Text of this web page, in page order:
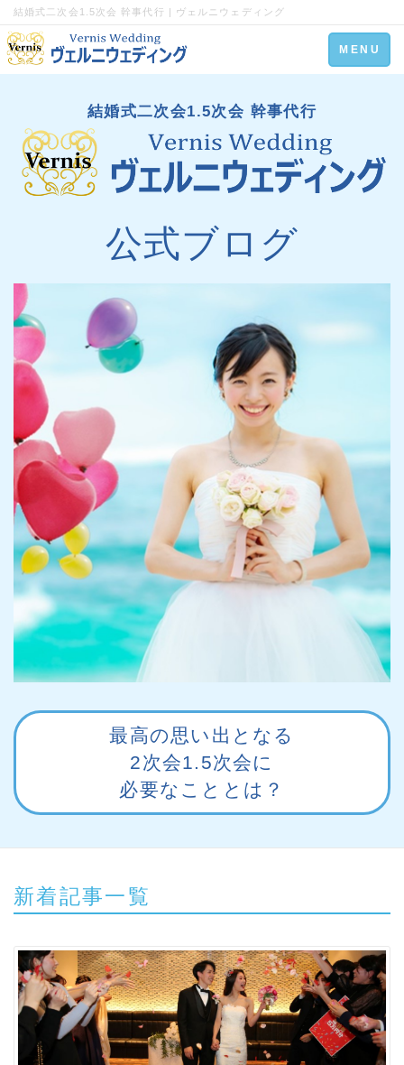
結婚式二次会1.5次会 幹事代行 | ヴェルニウェディング
Toggle
navigation
MENU
結婚式二次会1.5次会 幹事代行
公式ブログ
最高の思い出となる
2次会1.5次会に
必要なこととは？
新着記事一覧